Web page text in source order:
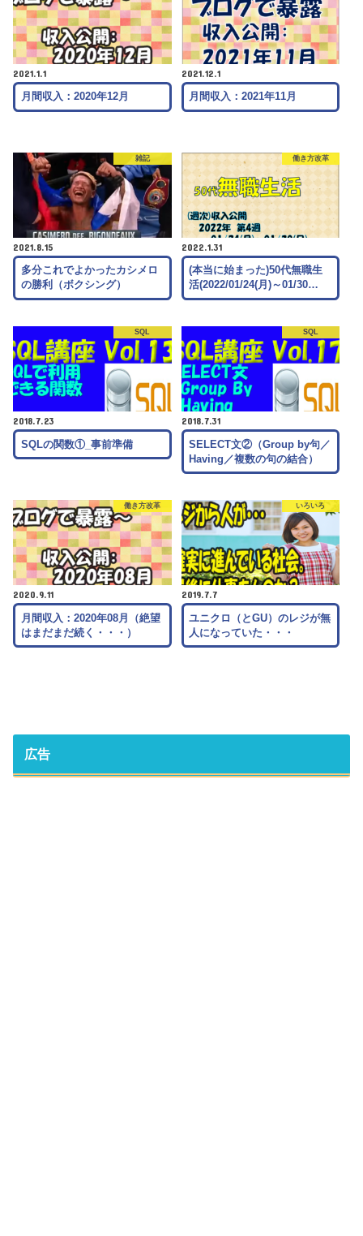
2021.1.1
月間収入：2020年12月
2021.12.1
月間収入：2021年11月
雑記
2021.8.15
多分これでよかったカシメロ
の勝利（ボクシング）
働き方改革
2022.1.31
(本当に始まった)50代無職生
活(2022/01/24(月)～01/30…
SQL
2018.7.23
SQLの関数①_事前準備
SQL
2018.7.31
SELECT文②（Group by句／
Having／複数の句の結合）
働き方改革
2020.9.11
月間収入：2020年08月（絶望
はまだまだ続く・・・）
いろいろ
2019.7.7
ユニクロ（とGU）のレジが無
人になっていた・・・
広告